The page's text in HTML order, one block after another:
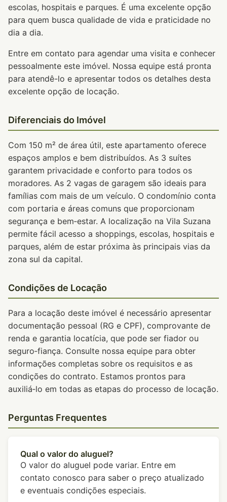
escolas, hospitais e parques. É uma excelente opção
para quem busca qualidade de vida e praticidade no
dia a dia.
Entre em contato para agendar uma visita e conhecer
pessoalmente este imóvel. Nossa equipe está pronta
para atendê-lo e apresentar todos os detalhes desta
excelente opção de locação.
Diferenciais do Imóvel
Com 150 m² de área útil, este apartamento oferece
espaços amplos e bem distribuídos. As 3 suítes
garantem privacidade e conforto para todos os
moradores. As 2 vagas de garagem são ideais para
famílias com mais de um veículo. O condomínio conta
com portaria e áreas comuns que proporcionam
segurança e bem‑estar. A localização na Vila Suzana
permite fácil acesso a shoppings, escolas, hospitais e
parques, além de estar próxima às principais vias da
zona sul da capital.
Condições de Locação
Para a locação deste imóvel é necessário apresentar
documentação pessoal (RG e CPF), comprovante de
renda e garantia locatícia, que pode ser fiador ou
seguro‑fiança. Consulte nossa equipe para obter
informações completas sobre os requisitos e as
condições do contrato. Estamos prontos para
auxiliá‑lo em todas as etapas do processo de locação.
Perguntas Frequentes
Qual o valor do aluguel?
O valor do aluguel pode variar. Entre em
contato conosco para saber o preço atualizado
e eventuais condições especiais.